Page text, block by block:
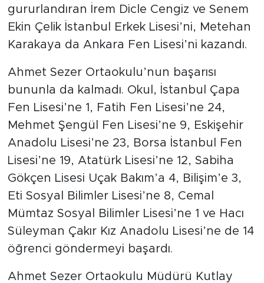
gururlandıran İrem Dicle Cengiz ve Senem
Ekin Çelik İstanbul Erkek Lisesi’ni, Metehan
Karakaya da Ankara Fen Lisesi’ni kazandı.
Ahmet Sezer Ortaokulu’nun başarısı
bununla da kalmadı. Okul, İstanbul Çapa
Fen Lisesi’ne 1, Fatih Fen Lisesi’ne 24,
Mehmet Şengül Fen Lisesi’ne 9, Eskişehir
Anadolu Lisesi’ne 23, Borsa İstanbul Fen
Lisesi’ne 19, Atatürk Lisesi’ne 12, Sabiha
Gökçen Lisesi Uçak Bakım’a 4, Bilişim’e 3,
Eti Sosyal Bilimler Lisesi’ne 8, Cemal
Mümtaz Sosyal Bilimler Lisesi’ne 1 ve Hacı
Süleyman Çakır Kız Anadolu Lisesi’ne de 14
öğrenci göndermeyi başardı.
Ahmet Sezer Ortaokulu Müdürü Kutlay